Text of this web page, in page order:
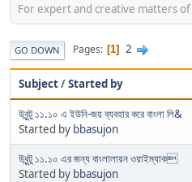
For expert and creative matters of
GO DOWN Pages 1 2
Subject/Started by
উবুন্টু ১১.১০ এ ইউনি-জয় ব্যবহার করে বাংলা লি&
Started by bbasujon
উবুন্টু ১১.১০ এর জন্য বাংলালায়ন ওয়াইম্যাক
Started by bbasujon